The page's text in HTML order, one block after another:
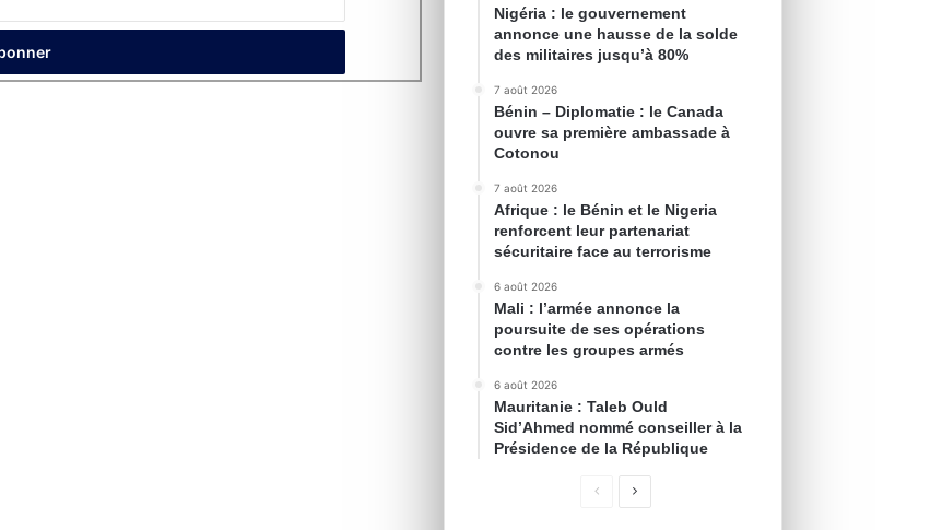
Nigéria : le gouvernement
annonce une hausse de la solde
des militaires jusqu’à 80%
7 août 2026
Bénin – Diplomatie : le Canada
ouvre sa première ambassade à
Cotonou
7 août 2026
Afrique : le Bénin et le Nigeria
renforcent leur partenariat
sécuritaire face au terrorisme
6 août 2026
Mali : l’armée annonce la
poursuite de ses opérations
contre les groupes armés
6 août 2026
Mauritanie : Taleb Ould
Sid’Ahmed nommé conseiller à la
Présidence de la République